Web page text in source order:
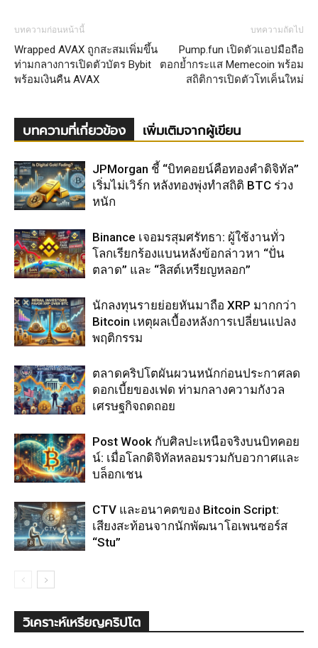
บทความก่อนหน้านี้
Wrapped AVAX ถูกสะสมเพิ่มขึ้น
ท่ามกลางการเปิดตัวบัตร Bybit
พร้อมเงินคืน AVAX
บทความถัดไป
Pump.fun เปิดตัวแอปมือถือ
ตอกย้ำกระแส Memecoin พร้อม
สถิติการเปิดตัวโทเค็นใหม่
บทความที่เกี่ยวข้อง เพิ่มเติมจากผู้เขียน
JPMorgan ชี้ “บิทคอยน์คือทองคำดิจิทัล”
เริ่มไม่เวิร์ก หลังทองพุ่งทำสถิติ BTC ร่วง
หนัก
Binance เจอมรสุมศรัทธา: ผู้ใช้งานทั่ว
โลกเรียกร้องแบนหลังข้อกล่าวหา “ปั่น
ตลาด” และ “ลิสต์เหรียญหลอก”
นักลงทุนรายย่อยหันมาถือ XRP มากกว่า
Bitcoin เหตุผลเบื้องหลังการเปลี่ยนแปลง
พฤติกรรม
ตลาดคริปโตผันผวนหนักก่อนประกาศลด
ดอกเบี้ยของเฟด ท่ามกลางความกังวล
เศรษฐกิจถดถอย
Post Wook กับศิลปะเหนือจริงบนบิทคอย
น์: เมื่อโลกดิจิทัลหลอมรวมกับอวกาศและ
บล็อกเชน
CTV และอนาคตของ Bitcoin Script:
เสียงสะท้อนจากนักพัฒนาโอเพนซอร์ส
“Stu”
วิเคราะห์เหรียญคริปโต